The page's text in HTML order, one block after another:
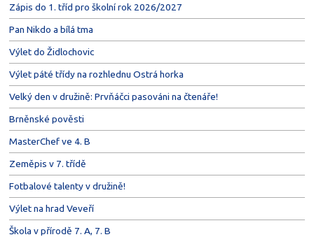
Zápis do 1. tříd pro školní rok 2026/2027
Pan Nikdo a bílá tma
Výlet do Židlochovic
Výlet páté třídy na rozhlednu Ostrá horka
Velký den v družině: Prvňáčci pasováni na čtenáře!
Brněnské pověsti
MasterChef ve 4. B
Zeměpis v 7. třídě
Fotbalové talenty v družině!
Výlet na hrad Veveří
Škola v přírodě 7. A, 7. B